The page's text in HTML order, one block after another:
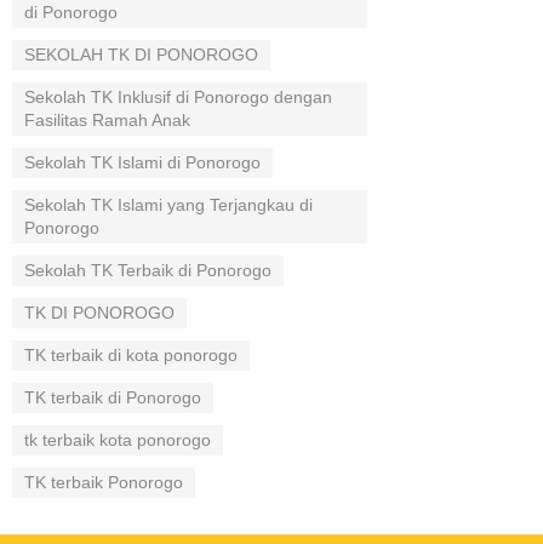
di Ponorogo
SEKOLAH TK DI PONOROGO
Sekolah TK Inklusif di Ponorogo dengan
Fasilitas Ramah Anak
Sekolah TK Islami di Ponorogo
Sekolah TK Islami yang Terjangkau di
Ponorogo
Sekolah TK Terbaik di Ponorogo
TK DI PONOROGO
TK terbaik di kota ponorogo
TK terbaik di Ponorogo
tk terbaik kota ponorogo
TK terbaik Ponorogo